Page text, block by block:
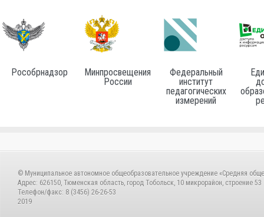
Рособрнадзор
Минпросвещения
России
Федеральный
институт
педагогических
измерений
© Муниципальное автономное общеобразовательное учреждение «Средняя
Адрес: 626150, Тюменская область, город Тобольск, 10 микрорайон, строение 53
Телефон/факс: 8 (3456) 26-26-53
2019